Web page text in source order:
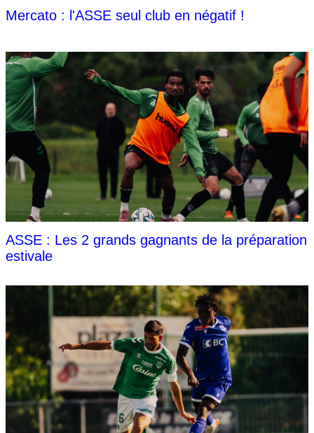
Mercato : l'ASSE seul club en négatif !
ASSE : Les 2 grands gagnants de la préparation
estivale